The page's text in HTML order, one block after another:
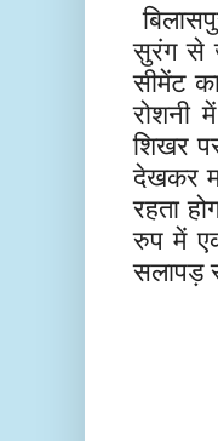
सुरंग से
सीमेंट
रोशनी
शिखर
देखकर
रहता
रुप में
सलापड़